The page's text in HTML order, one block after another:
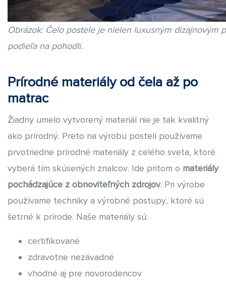
MATERIÁLY
KOLEKCIA
PRESS
KONTAKT
Obrázok: Čelo postele je nielen luxusným dizajnovým
podieľa na pohodlí.
Prírodné materiály od čela až po
matrac
Žiadny umelo vytvorený materiál nie je tak kvalitný
ako prírodný. Preto na výrobu postelí používame
prvotriedne prírodné materiály z celého sveta, ktoré
vyberá tím skúsených znalcov. Ide pritom o materiály
pochádzajúce z obnoviteľných zdrojov. Pri výrobe
používame techniky a výrobné postupy, ktoré sú
šetrné k prírode. Naše materiály sú:
certifikované
zdravotne nezávadné
vhodné aj pre novorodencov